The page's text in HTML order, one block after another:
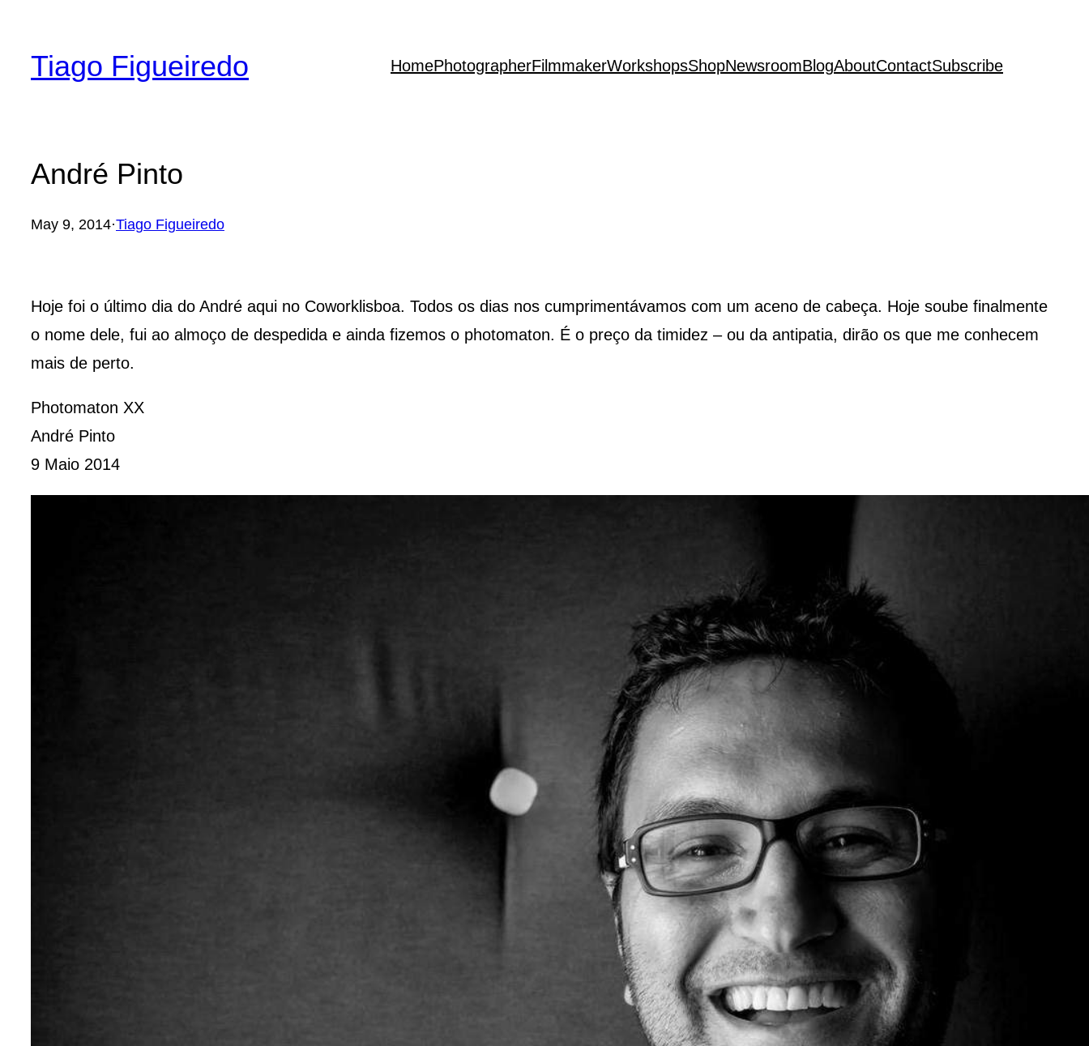
content
Tiago Figueiredo HomePhotographerFilmmakerWorkshopsShopNewsroomBlogAboutContactSubscribe
André Pinto
May 9, 2014·Tiago Figueiredo
Hoje foi o último dia do André aqui no Coworklisboa. Todos os dias nos cumprimentávamos com um aceno de cabeça. Hoje soube finalmente
o nome dele, fui ao almoço de despedida e ainda fizemos o photomaton. É o preço da timidez – ou da antipatia, dirão os que me conhecem
mais de perto.
Photomaton XX
André Pinto
9 Maio 2014